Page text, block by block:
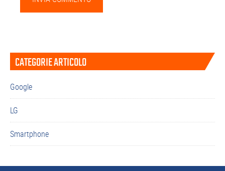
Barra
laterale
primaria
CATEGORIE ARTICOLO
Google
LG
Smartphone